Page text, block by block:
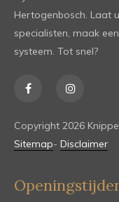
Hertogenbosch. Laat
specialisten, maak
systeem. Tot snel?
Copyright 2026
Sitemap- Disclaimer